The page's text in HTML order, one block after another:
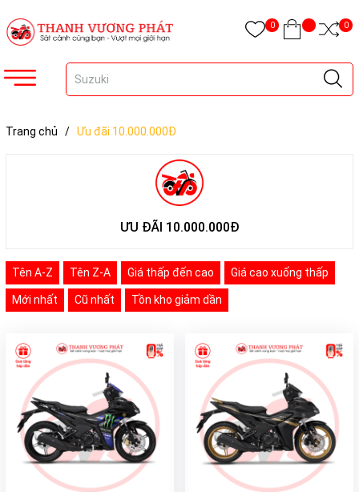
0 0
Trang chủ / Ưu đãi 10.000.000Đ
ƯU ĐÃI 10.000.000Đ
Tên A-Z Tên Z-A Giá thấp đến cao Giá cao xuống thấp
Mới nhất Cũ nhất Tồn kho giảm dần